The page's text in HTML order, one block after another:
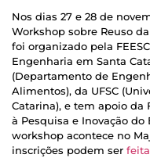
Nos dias 27 e 28 de
Workshop sobre Reuso
foi organizado pela
Engenharia em Santa
(Departamento de
Alimentos), da UFSC
Catarina), e tem apoio da
à Pesquisa e Inovação do
workshop acontece no
inscrições podem ser